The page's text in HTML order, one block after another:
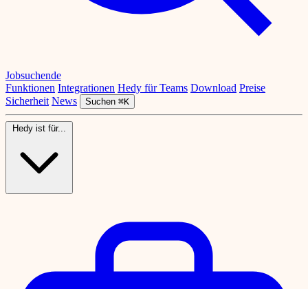
Jobsuchende
Funktionen Integrationen Hedy für Teams Download Preise
Sicherheit News Suchen ⌘K
Hedy ist für...